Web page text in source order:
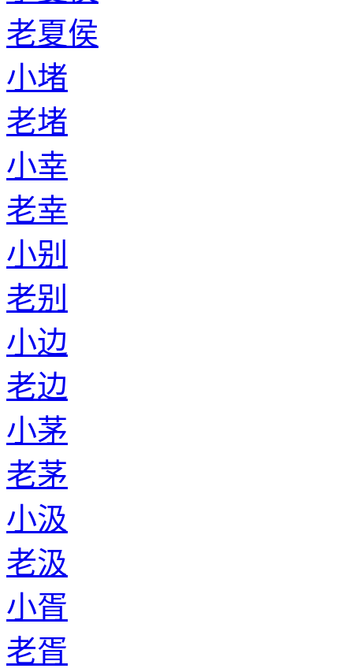
老夏侯
小堵
老堵
小幸
老幸
小别
老别
小边
老边
小茅
老茅
小汲
老汲
小胥
老胥